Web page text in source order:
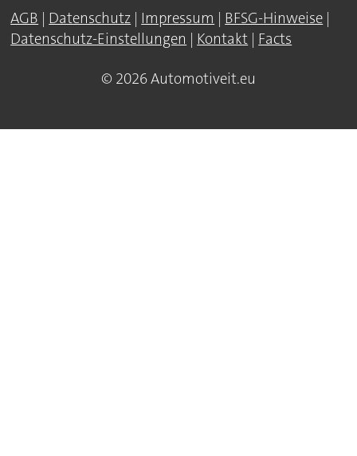
AGB | Datenschutz | Impressum | BFSG-Hinweise |
Datenschutz-Einstellungen | Kontakt | Facts
© 2026 Automotiveit.eu